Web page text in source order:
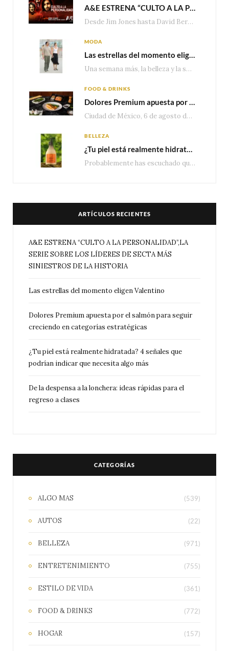
A&E ESTRENA “CULTO A LA PERSONALIDAD”,LA SERIE SOBRE LOS LÍDERES DE SECTA MÁS SINIESTROS DE LA HISTORIA
Desde Jim Jones hasta David Berg, la producción recorre en seis episodios cómo el carisma,…
MODA
Las estrellas del momento eligen Valentino
Una semana más, la belleza y la sofisticación de Valentino vuelven a tomar el escenario internacional. Desde…
FOOD & DRINKS
Dolores Premium apuesta por el salmón para seguir creciendo en categorías estratégicas
Ciudad de México, 6 de agosto de 2026.— Con una producción de 2.17 millones de…
BELLEZA
¿Tu piel está realmente hidratada? 4 señales que podrían indicar que necesita algo más
Probablemente has escuchado que el cuidado e hidratación corporal se suele asociar únicamente con una…
ARTÍCULOS RECIENTES
A&E ESTRENA “CULTO A LA PERSONALIDAD”,LA
SERIE SOBRE LOS LÍDERES DE SECTA MÁS
SINIESTROS DE LA HISTORIA
Las estrellas del momento eligen Valentino
Dolores Premium apuesta por el salmón para seguir
creciendo en categorías estratégicas
¿Tu piel está realmente hidratada? 4 señales que
podrían indicar que necesita algo más
De la despensa a la lonchera: ideas rápidas para el
regreso a clases
CATEGORÍAS
ALGO MAS (539)
AUTOS (22)
BELLEZA (971)
ENTRETENIMIENTO (755)
ESTILO DE VIDA (361)
FOOD & DRINKS (772)
HOGAR (157)